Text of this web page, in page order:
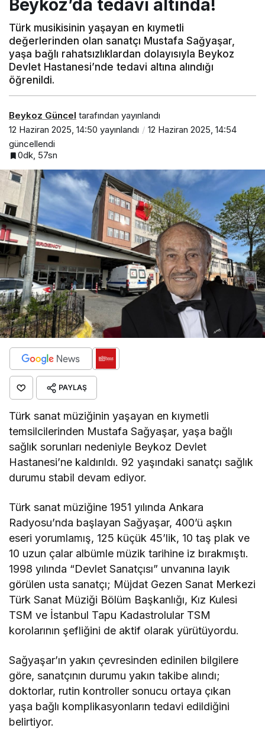
Beykoz’da tedavi altında!
Türk musikisinin yaşayan en kıymetli
değerlerinden olan sanatçı Mustafa Sağyaşar,
yaşa bağlı rahatsızlıklardan dolayısıyla Beykoz
Devlet Hastanesi’nde tedavi altına alındığı
öğrenildi.
Beykoz Güncel tarafından yayınlandı
12 Haziran 2025, 14:50 yayınlandı
12 Haziran 2025, 14:54
güncellendi
0dk, 57sn
PAYLAŞ
Türk sanat müziğinin yaşayan en kıymetli
temsilcilerinden Mustafa Sağyaşar, yaşa bağlı
sağlık sorunları nedeniyle Beykoz Devlet
Hastanesi’ne kaldırıldı. 92 yaşındaki sanatçı sağlık
durumu stabil devam ediyor.
Türk sanat müziğine 1951 yılında Ankara
Radyosu’nda başlayan Sağyaşar, 400’ü aşkın
eseri yorumlamış, 125 küçük 45’lik, 10 taş plak ve
10 uzun çalar albümle müzik tarihine iz bırakmıştı.
1998 yılında “Devlet Sanatçısı” unvanına layık
görülen usta sanatçı; Müjdat Gezen Sanat Merkezi
Türk Sanat Müziği Bölüm Başkanlığı, Kız Kulesi
TSM ve İstanbul Tapu Kadastrolular TSM
korolarının şefliğini de aktif olarak yürütüyordu.
Sağyaşar’ın yakın çevresinden edinilen bilgilere
göre, sanatçının durumu yakın takibe alındı;
doktorlar, rutin kontroller sonucu ortaya çıkan
yaşa bağlı komplikasyonların tedavi edildiğini
belirtiyor.